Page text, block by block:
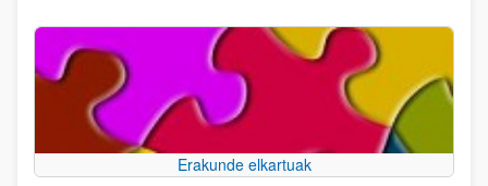
Erakunde elkartuak